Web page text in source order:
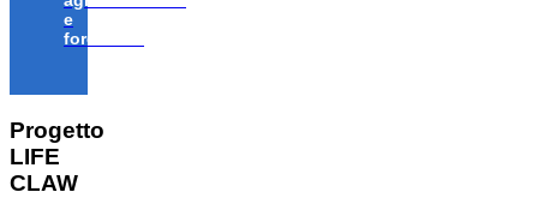
e
forestale”
Progetto
LIFE
CLAW